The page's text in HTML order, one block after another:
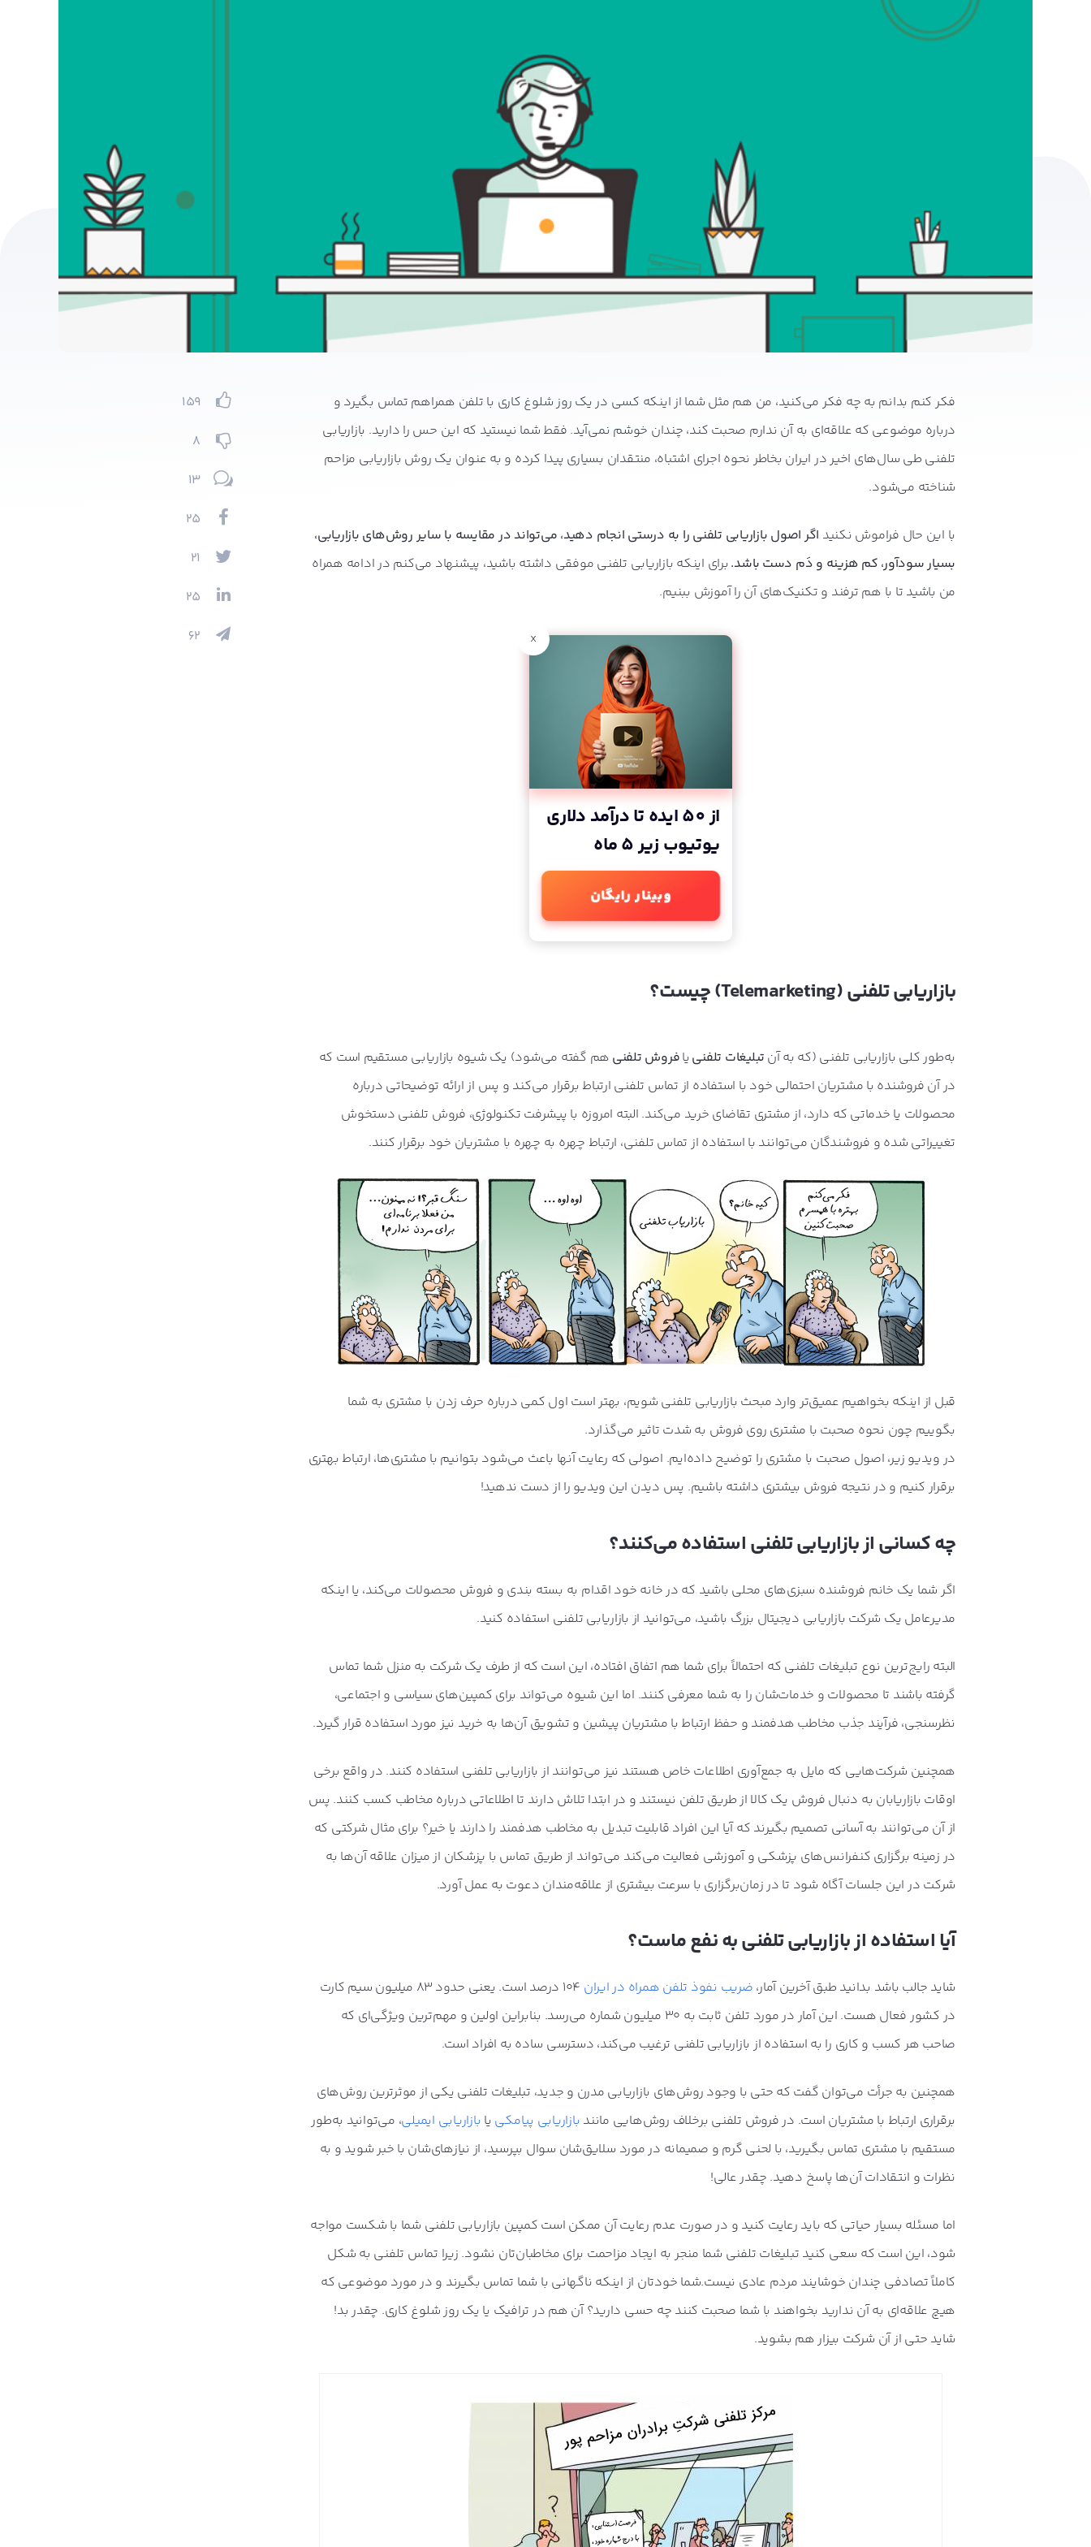
159
8
13
25
21
25
62
فکر کنم بدانم به چه فکر می‌کنید، من هم مثل شما از اینکه کسی در یک روز شلوغ کاری با تلفن همراهم تماس بگیرد و
درباره موضوعی که علاقه‌ای به آن ندارم صحبت کند، چندان خوشم نمی‌آید. فقط شما نیستید که این حس را دارید. بازاریابی
تلفنی طی سال‌های اخیر در ایران بخاطر نحوه اجرای اشتباه، منتقدان بسیاری پیدا کرده و به عنوان یک روش بازاریابی مزاحم
شناخته می‌شود.
با این حال فراموش نکنید اگر اصول بازاریابی تلفنی را به درستی انجام دهید، می‌تواند در مقایسه با سایر روش‌های بازاریابی،
بسیار سودآور، کم هزینه و دَم دست باشد.برای اینکه بازاریابی تلفنی موفقی داشته باشید، پیشنهاد می‌کنم در ادامه همراه
من باشید تا با هم ترفند و تکنیک‌های آن را آموزش ببنیم.
x
از 50 ایده تا درآمد دلاری
یوتیوب زیر 5 ماه
وبینار رایگان
بازاریابی تلفنی (Telemarketing) چیست؟
به‌طور کلی بازاریابی تلفنی (که به آن تبلیغات تلفنییافروش تلفنی هم گفته می‌شود) یک شیوه بازاریابی مستقیم است که
در آن فروشنده با مشتریان احتمالی خود با استفاده از تماس تلفنی ارتباط برقرار می‌کند و پس از ارائه توضیحاتی درباره
محصولات یا خدماتی که دارد، از مشتری تقاضای خرید می‌کند. البته امروزه با پیشرفت تکنولوژی، فروش تلفنی دستخوش
تغییراتی شده و فروشندگان می‌توانند با استفاده از تماس تلفنی، ارتباط چهره به چهره با مشتریان خود برقرار کنند.
قبل از اینکه بخواهیم عمیق‌تر وارد مبحث بازاریابی تلفنی شویم، بهتر است اول کمی درباره حرف زدن با مشتری به شما
بگوییم چون نحوه صحبت با مشتری روی فروش به شدت تاثیر می‌گذارد.
در ویدیو زیر، اصول صحبت با مشتری را توضیح داده‌ایم. اصولی که رعایت آنها باعث می‌شود بتوانیم با مشتری‌ها، ارتباط بهتری
برقرار کنیم و در نتیجه فروش بیشتری داشته باشیم. پس دیدن این ویدیو را از دست ندهید!
چه کسانی از بازاریابی تلفنی استفاده می‌کنند؟
اگر شما یک خانم فروشنده سبزی‌های محلی باشید که در خانه خود اقدام به بسته بندی و فروش محصولات می‌کند، یا اینکه
مدیرعامل یک شرکت بازاریابی دیجیتال بزرگ باشید، می‌توانید از بازاریابی تلفنی استفاده کنید.
البته رایج‌ترین نوع تبلیغات تلفنی که احتمالاً برای شما هم اتفاق افتاده، این است که از طرف یک شرکت به منزل شما تماس
گرفته باشند تا محصولات و خدمات‌شان را به شما معرفی کنند. اما این شیوه می‌تواند برای کمپین‌های سیاسی و اجتماعی،
نظرسنجی، فرآیند جذب مخاطب هدفمند و حفظ ارتباط با مشتریان پیشین و تشویق آن‌ها به خرید نیز مورد استفاده قرار گیرد.
همچنین شرکت‌هایی که مایل به جمع‌آوری اطلاعات خاص هستند نیز می‌توانند از بازاریابی تلفنی استفاده کنند. در واقع برخی
اوقات بازاریابان به دنبال فروش یک کالا از طریق تلفن نیستند و در ابتدا تلاش دارند تا اطلاعاتی درباره مخاطب کسب کنند. پس
از آن می‌توانند به‌ آسانی تصمیم بگیرند که آیا این افراد قابلیت تبدیل به مخاطب هدفمند را دارند یا خیر؟ برای مثال شرکتی که
در زمینه برگزاری کنفرانس‌های پزشکی و آموزشی فعالیت می‌کند می‌تواند از طریق تماس با پزشکان از میزان علاقه آن‌ها به
شرکت در این جلسات آگاه شود تا در زمان‌برگزاری با سرعت بیشتری از علاقه‌مندان دعوت به عمل آورد.
آیا استفاده از بازاریابی تلفنی به نفع ماست؟
شاید جالب باشد بدانید طبق آخرین آمار، ضریب نفوذ تلفن همراه در ایران
۱۰۴ درصد است. یعنی حدود ۸۳ میلیون سیم کارت
در کشور فعال هست. این آمار در مورد تلفن ثابت به ۳۰ میلیون شماره می‌رسد. بنابراین اولین و مهم‌ترین ویژگی‌ای که
صاحب هر کسب و کاری را به استفاده از بازاریابی تلفنی ترغیب می‌کند، دسترسی ساده به افراد است.
همچنین به جرأت می‌توان گفت که حتی با وجود روش‌های بازاریابی مدرن و جدید، تبلیغات تلفنی یکی از موثرترین روش‌های
برقراری ارتباط با مشتریان است. در فروش تلفنی برخلاف روش‌هایی مانند بازاریابی پیامکی یا بازاریابی ایمیلی، می‌توانید به‌طور
مستقیم با مشتری تماس بگیرید، با لحنی گرم و صمیمانه در مورد سلایق‌شان سوال بپرسید، از نیازهای‌شان با خبر شوید و به
نظرات و انتقادات آن‌ها پاسخ دهید. چقدر عالی!
اما مسئله بسیار حیاتی که باید رعایت کنید و در صورت عدم رعایت آن ممکن است کمپین بازاریابی تلفنی شما با شکست مواجه
شود، این است که سعی کنید تبلیغات تلفنی شما منجر به ایجاد مزاحمت برای مخاطبان‌تان نشود. زیرا تماس تلفنی به شکل
کاملاً تصادفی چندان خوشایند مردم عادی نیست.شما خودتان از اینکه ناگهانی با شما تماس بگیرند و در مورد موضوعی که
هیچ علاقه‌ای به آن ندارید بخواهند با شما صحبت کنند چه حسی دارید؟ آن هم در ترافیک یا یک روز شلوغ کاری. چقدر بد!
شاید حتی از آن شرکت بیزار هم بشوید.